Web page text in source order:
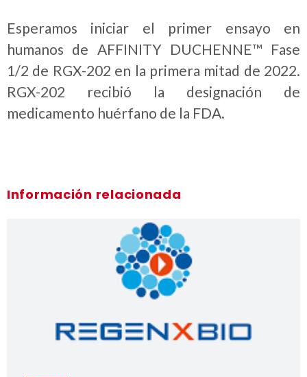
Esperamos iniciar el primer ensayo en
humanos de AFFINITY DUCHENNE™ Fase
1/2 de RGX-202 en la primera mitad de 2022.
RGX-202 recibió la designación de
medicamento huérfano de la FDA.
Información relacionada